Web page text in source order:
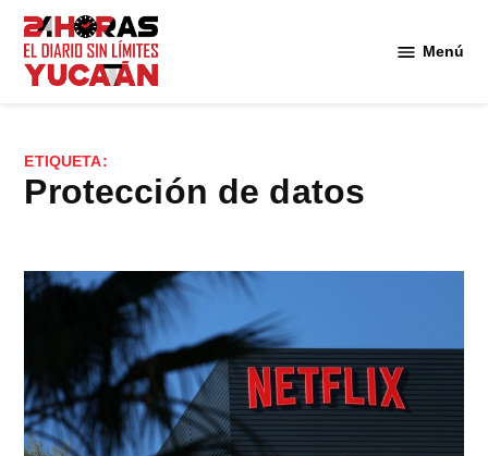
Saltar
contenido
Menú
ETIQUETA:
protección de datos